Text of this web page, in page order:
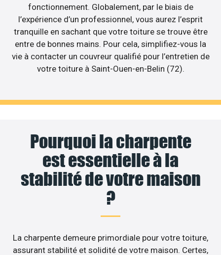
fonctionnement. Globalement, par le biais de
l’expérience d’un professionnel, vous aurez l’esprit
tranquille en sachant que votre toiture se trouve être
entre de bonnes mains. Pour cela, simplifiez-vous la
vie à contacter un couvreur qualifié pour l’entretien de
votre toiture à Saint-Ouen-en-Belin (72).
Pourquoi la charpente
est essentielle à la
stabilité de votre maison
?
La charpente demeure primordiale pour votre toiture,
assurant stabilité et solidité de votre maison. Certes,